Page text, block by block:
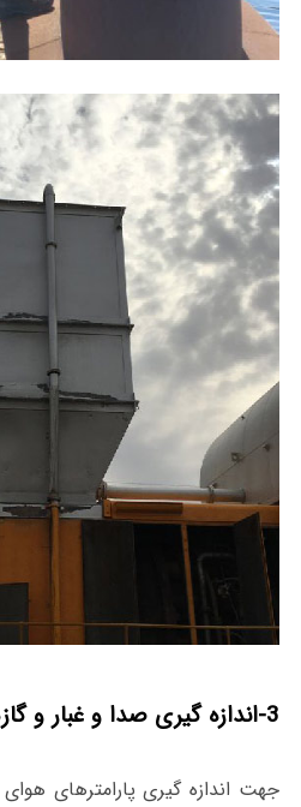
3-اندازه گیری صدا و غبار و گازهای محیطی
جهت اندازه گیری پارامترهای